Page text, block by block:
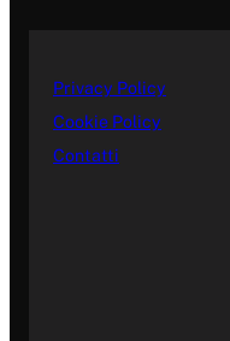
Privacy Policy
Cookie Policy
Contatti